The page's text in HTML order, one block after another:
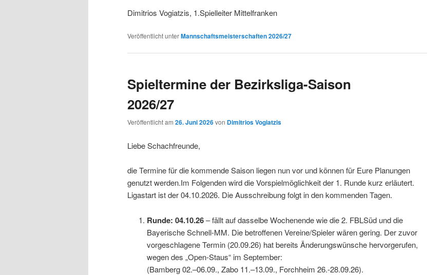
Dimitrios Vogiatzis, 1.Spielleiter Mittelfranken
Veröffentlicht unterMannschaftsmeisterschaften 2026/27
Spieltermine der Bezirksliga-Saison
2026/27
Veröffentlicht am 26. Juni 2026von Dimitrios Vogiatzis
Liebe Schachfreunde,
die Termine für die kommende Saison liegen nun vor und können für Eure Planungen
genutzt werden.Im Folgenden wird die Vorspielmöglichkeit der 1. Runde kurz erläutert.
Ligastart ist der 04.10.2026. Die Ausschreibung folgt in den kommenden Tagen.
Runde: 04.10.26– fällt auf dasselbe Wochenende wie die 2. FBLSüd und die
Bayerische Schnell-MM. Die betroffenen Vereine/Spieler wären gering. Der zuvor
vorgeschlagene Termin (20.09.26) hat bereits Änderungswünsche hervorgerufen,
wegen des „Open-Staus“ im September:
(Bamberg 02.–06.09., Zabo 11.–13.09., Forchheim 26.-28.09.26).